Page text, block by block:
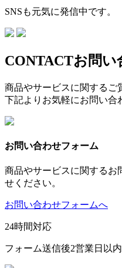
SNSも元気に発信中です。
CONTACTお問い
商品やサービスに関するご
下記よりお気軽にお問い合
お問い合わせフォーム
商品やサービスに関するお
せください。
お問い合わせフォームへ
24時間対応
フォーム送信後2営業日以